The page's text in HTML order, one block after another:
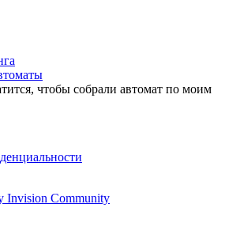
чтобы собрали автомат по моим
Invision Community